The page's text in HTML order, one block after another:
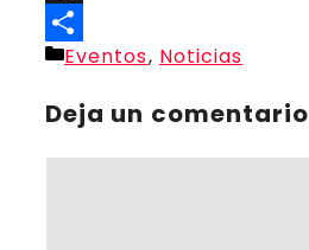
Threads
Compartir
Categorías
Eventos, Noticias
Deja un comentario